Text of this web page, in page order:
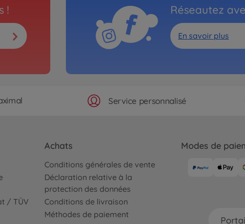
! Réseautez
En savoir plus
Service personnalisé
/ TÜV
Achats
Conditions générales de vente
Déclaration relative à la
protection des données
Conditions de livraison
Méthodes de paiement
Modes de